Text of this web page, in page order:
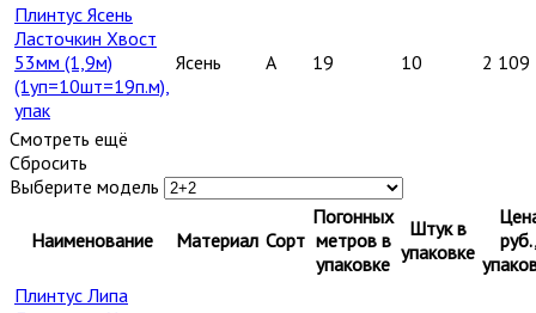
Плинтус Ясень
Ласточкин Хвост
53мм (1,9м)
(1уп=10шт=19п.м),
упак
Ясень A 19 10 2 109
Смотреть ещё
Сбросить
Выберите модель
Наименование Материал Сорт
Погонных
метров в
упаковке
Штук в
упаковке
Плинтус Липа